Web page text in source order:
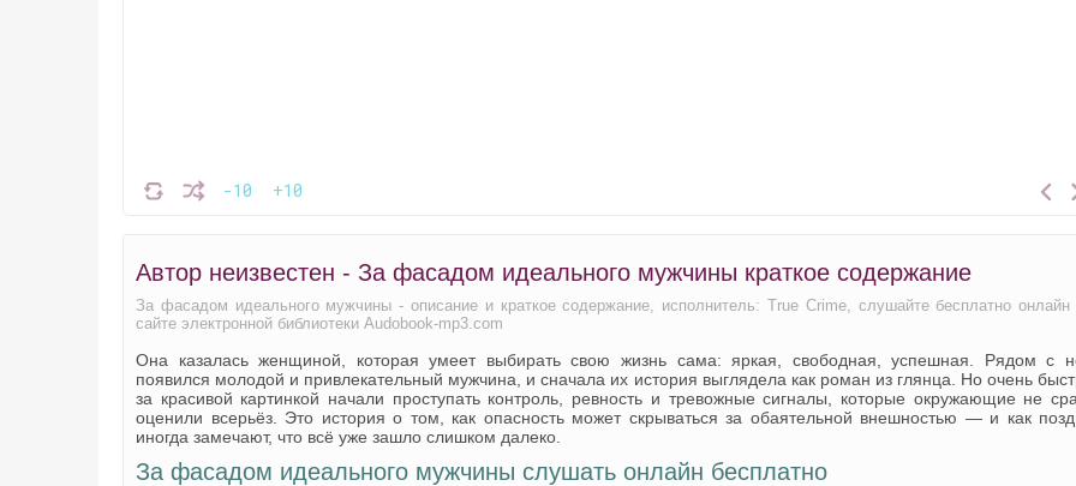
-10 +10
Автор неизвестен - За фасадом идеального мужчины краткое содержание
За фасадом идеального мужчины - описание и краткое содержание, исполнитель: True Crime, слушайте бесплатно онлайн
сайте электронной библиотеки Audobook-mp3.com
Она казалась женщиной, которая умеет выбирать свою жизнь сама: яркая, свободная, успешная. Рядом с
появился молодой и привлекательный мужчина, и сначала их история выглядела как роман из глянца. Но очень
за красивой картинкой начали проступать контроль, ревность и тревожные сигналы, которые окружающие не
оценили всерьёз. Это история о том, как опасность может скрываться за обаятельной внешностью — и как
иногда замечают, что всё уже зашло слишком далеко.
За фасадом идеального мужчины слушать онлайн бесплатно